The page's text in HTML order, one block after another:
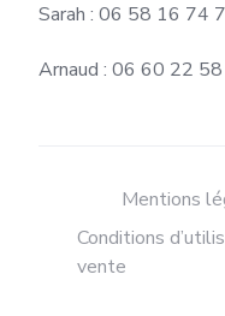
Sarah : 06 58 16 74
Arnaud : 06 60 22
Mentions
Conditions
vente